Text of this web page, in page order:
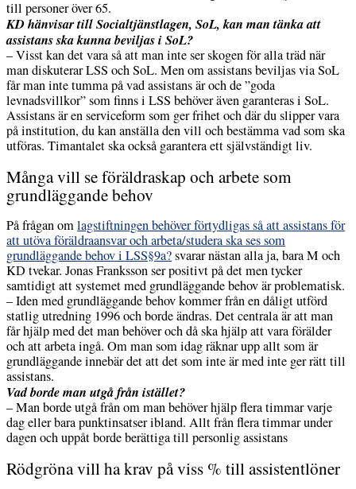
till personer över 65.
KD hänvisar till Socialtjänstlagen, SoL, kan man tänka att
assistans ska kunna beviljas i SoL?
– Visst kan det vara så att man inte ser skogen för alla träd när
man diskuterar LSS och SoL. Men om assistans beviljas via SoL
får man inte tumma på vad assistans är och de ”goda
levnadsvillkor” som finns i LSS behöver även garanteras i SoL.
Assistans är en serviceform som ger frihet och där du slipper vara
på institution, du kan anställa den vill och bestämma vad som ska
utföras. Timantalet ska också garantera ett självständigt liv.
Många vill se föräldraskap och arbete som
grundläggande behov
På frågan omlagstiftningen behöver förtydligas så att assistans för
att utöva föräldraansvar och arbeta/studera ska ses som
grundläggande behov i LSS§9a?svarar nästan alla ja, bara M och
KD tvekar. Jonas Franksson ser positivt på det men tycker
samtidigt att systemet med grundläggande behov är problematisk.
– Iden med grundläggande behov kommer från en dåligt utförd
statlig utredning 1996 och borde ändras. Det centrala är att man
får hjälp med det man behöver och då ska hjälp att vara förälder
och att arbeta ingå. Om man som idag räknar upp allt som är
grundläggande innebär det att det som inte är med inte ger rätt till
assistans.
Vad borde man utgå från istället?
– Man borde utgå från om man behöver hjälp flera timmar varje
dag eller bara punktinsatser ibland. Allt från flera timmar under
dagen och uppåt borde berättiga till personlig assistans
Rödgröna vill ha krav på viss % till assistentlöner